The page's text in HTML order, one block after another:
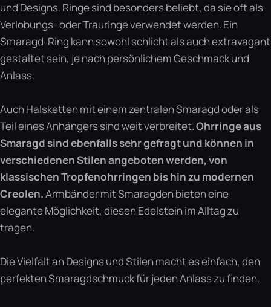
und Designs. Ringe sind besonders beliebt, da sie oft als
Verlobungs- oder Trauringe verwendet werden. Ein
Smaragd-Ring kann sowohl schlicht als auch extravagant
gestaltet sein, je nach persönlichem Geschmack und
Anlass.
Auch Halsketten mit einem zentralen Smaragd oder als
Teil eines Anhängers sind weit verbreitet.Ohrringe aus
Smaragd sind ebenfalls sehr gefragt und können in
verschiedenen Stilen angeboten werden, von
klassischen Tropfenohrringen bis hin zu modernen
Creolen.Armbänder mit Smaragden bieten eine
elegante Möglichkeit, diesen Edelstein im Alltag zu
tragen.
Die Vielfalt an Designs und Stilen macht es einfach, den
perfekten Smaragdschmuck für jeden Anlass zu finden.